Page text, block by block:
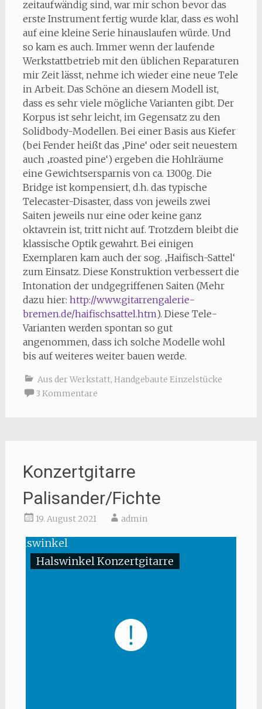
zeitaufwändig sind, war mir schon bevor das
erste Instrument fertig wurde klar, dass es wohl
auf eine kleine Serie hinauslaufen würde. Und
so kam es auch. Immer wenn der laufende
Werkstattbetrieb mit den üblichen Reparaturen
mir Zeit lässt, nehme ich wieder eine neue Tele
in Arbeit. Das Schöne an diesem Modell ist,
dass es sehr viele mögliche Varianten gibt. Der
Korpus ist sehr leicht, im Gegensatz zu den
Solidbody-Modellen. Bei einer Basis aus Kiefer
(bei Fender heißt das ‚Pine‘ oder seit neuestem
auch ‚roasted pine‘) ergeben die Hohlräume
eine Gewichtsersparnis von ca. 1300g. Die
Bridge ist kompensiert, d.h. das typische
Telecaster-Disaster, dass von jeweils zwei
Saiten jeweils nur eine oder keine ganz
oktavrein ist, tritt nicht auf. Trotzdem bleibt die
klassische Optik gewahrt. Bei einigen
Exemplaren kam auch der sog. ‚Haifisch-Sattel‘
zum Einsatz. Diese Konstruktion verbessert die
Intonation der undgegriffenen Saiten (Mehr
dazu hier: http://www.gitarrengalerie-
bremen.de/haifischsattel.htm). Diese Tele-
Varianten werden spontan so gut
angenommen, dass ich solche Modelle wohl
bis auf weiteres weiter bauen werde.
Aus der Werkstatt, Handgebaute Einzelstücke
3 Kommentare
Konzertgitarre
Palisander/Fichte
19. August 2021 admin
Halswinkel Konzertgitarre